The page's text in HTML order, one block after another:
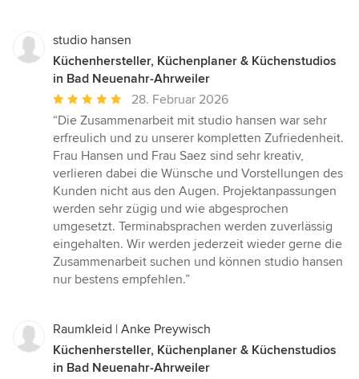
studio hansen
Küchenhersteller, Küchenplaner & Küchenstudios
in Bad Neuenahr-Ahrweiler
Durchschnittliche
Bewertung:
5
von
5
Sternen
28. Februar 2026
“Die Zusammenarbeit mit studio hansen war sehr
erfreulich und zu unserer kompletten Zufriedenheit.
Frau Hansen und Frau Saez sind sehr kreativ,
verlieren dabei die Wünsche und Vorstellungen des
Kunden nicht aus den Augen. Projektanpassungen
werden sehr zügig und wie abgesprochen
umgesetzt. Terminabsprachen werden zuverlässig
eingehalten. Wir werden jederzeit wieder gerne die
Zusammenarbeit suchen und können studio hansen
nur bestens empfehlen.”
Raumkleid | Anke Preywisch
Küchenhersteller, Küchenplaner & Küchenstudios
in Bad Neuenahr-Ahrweiler